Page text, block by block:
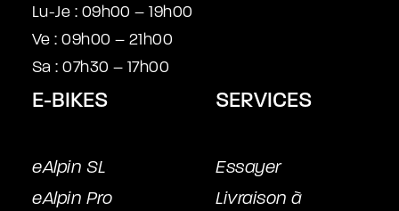
Lu-Je : 09h00 – 19h00
Ve : 09h00 – 21h00
Sa : 07h30 – 17h00
E-BIKES
eAlpin SL
eAlpin Pro
SERVICES
Essayer
Livraison à